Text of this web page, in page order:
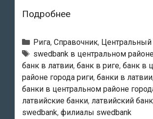
ПодробнееSwedbank
Филиал
«Matiss»
Рубрики
Рига, Справочник, Центральный
Тэги
swedbank в центральном
банк в латвии, банк в риге, банк в
районе города риги, банки в латвии
банки в центральном районе
латвийские банки, латвийский банк
swedbank, филиалы swedbank